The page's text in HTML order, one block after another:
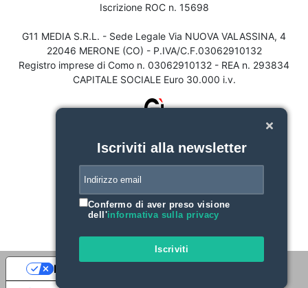
Iscrizione ROC n. 15698
G11 MEDIA S.R.L. - Sede Legale Via NUOVA VALASSINA, 4
22046 MERONE (CO) - P.IVA/C.F.03062910132
Registro imprese di Como n. 03062910132 - REA n. 293834
CAPITALE SOCIALE Euro 30.000 i.v.
Iscriviti alla newsletter
Confermo di aver preso visione
dell'informativa sulla privacy
Iscriviti
Le tue preferenze relative alla privacy